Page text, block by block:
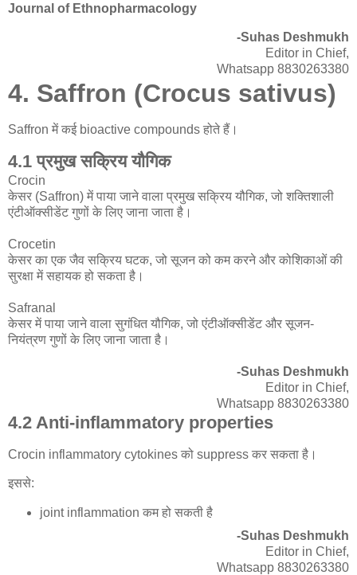
Journal of Ethnopharmacology
-Suhas Deshmukh
Editor in Chief,
Whatsapp 8830263380
4. Saffron (Crocus sativus)
Saffron में कई bioactive compounds होते हैं।
4.1 प्रमुख सक्रिय यौगिक
Crocin
केसर (Saffron) में पाया जाने वाला प्रमुख सक्रिय यौगिक, जो शक्तिशाली
एंटीऑक्सीडेंट गुणों के लिए जाना जाता है।
Crocetin
केसर का एक जैव सक्रिय घटक, जो सूजन को कम करने और कोशिकाओं की
सुरक्षा में सहायक हो सकता है।
Safranal
केसर में पाया जाने वाला सुगंधित यौगिक, जो एंटीऑक्सीडेंट और सूजन-
नियंत्रण गुणों के लिए जाना जाता है।
-Suhas Deshmukh
Editor in Chief,
Whatsapp 8830263380
4.2 Anti-inflammatory properties
Crocin inflammatory cytokines को suppress कर सकता है।
इससे:
joint inflammation कम हो सकती है
-Suhas Deshmukh
Editor in Chief,
Whatsapp 8830263380